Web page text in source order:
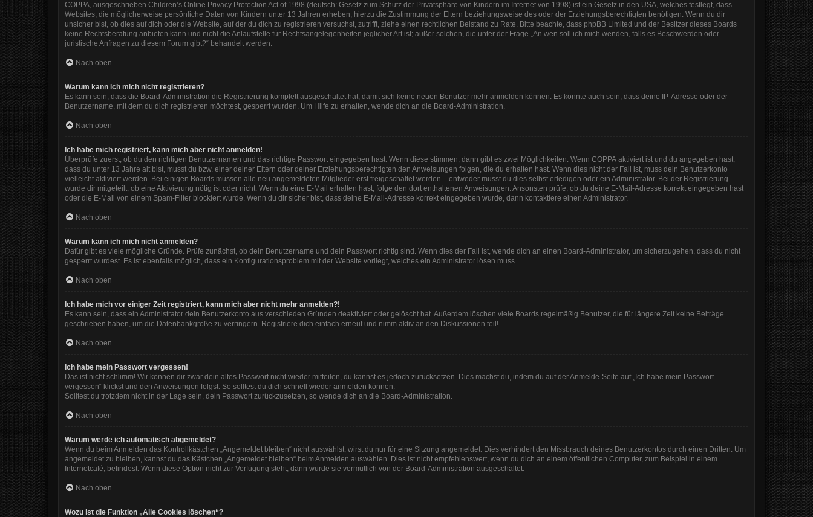
COPPA, ausgeschrieben Children’s Online Privacy Protection Act of 1998 (deutsch: Gesetz zum Schutz der Privatsphäre von Kindern im Internet von 1998) ist ein Gesetz in den USA, welches festlegt, dass
Websites, die möglicherweise persönliche Daten von Kindern unter 13 Jahren erheben, hierzu die Zustimmung der Eltern beziehungsweise des oder der Erziehungsberechtigten benötigen. Wenn du dir
unsicher bist, ob dies auf dich oder die Website, auf der du dich zu registrieren versuchst, zutrifft, ziehe einen rechtlichen Beistand zu Rate. Bitte beachte, dass phpBB Limited und der Besitzer dieses Boards
keine Rechtsberatung anbieten kann und nicht die Anlaufstelle für Rechtsangelegenheiten jeglicher Art ist; außer solchen, die unter der Frage „An wen soll ich mich wenden, falls es Beschwerden oder
juristische Anfragen zu diesem Forum gibt?“ behandelt werden.
Nach oben
Warum kann ich mich nicht registrieren?
Es kann sein, dass die Board-Administration die Registrierung komplett ausgeschaltet hat, damit sich keine neuen Benutzer mehr anmelden können. Es könnte auch sein, dass deine IP-Adresse oder der
Benutzername, mit dem du dich registrieren möchtest, gesperrt wurden. Um Hilfe zu erhalten, wende dich an die Board-Administration.
Nach oben
Ich habe mich registriert, kann mich aber nicht anmelden!
Überprüfe zuerst, ob du den richtigen Benutzernamen und das richtige Passwort eingegeben hast. Wenn diese stimmen, dann gibt es zwei Möglichkeiten. Wenn COPPA aktiviert ist und du angegeben hast,
dass du unter 13 Jahre alt bist, musst du bzw. einer deiner Eltern oder deiner Erziehungsberechtigten den Anweisungen folgen, die du erhalten hast. Wenn dies nicht der Fall ist, muss dein Benutzerkonto
vielleicht aktiviert werden. Bei einigen Boards müssen alle neu angemeldeten Mitglieder erst freigeschaltet werden – entweder musst du dies selbst erledigen oder ein Administrator. Bei der Registrierung
wurde dir mitgeteilt, ob eine Aktivierung nötig ist oder nicht. Wenn du eine E-Mail erhalten hast, folge den dort enthaltenen Anweisungen. Ansonsten prüfe, ob du deine E-Mail-Adresse korrekt eingegeben hast
oder die E-Mail von einem Spam-Filter blockiert wurde. Wenn du dir sicher bist, dass deine E-Mail-Adresse korrekt eingegeben wurde, dann kontaktiere einen Administrator.
Nach oben
Warum kann ich mich nicht anmelden?
Dafür gibt es viele mögliche Gründe. Prüfe zunächst, ob dein Benutzername und dein Passwort richtig sind. Wenn dies der Fall ist, wende dich an einen Board-Administrator, um sicherzugehen, dass du nicht
gesperrt wurdest. Es ist ebenfalls möglich, dass ein Konfigurationsproblem mit der Website vorliegt, welches ein Administrator lösen muss.
Nach oben
Ich habe mich vor einiger Zeit registriert, kann mich aber nicht mehr anmelden?!
Es kann sein, dass ein Administrator dein Benutzerkonto aus verschieden Gründen deaktiviert oder gelöscht hat. Außerdem löschen viele Boards regelmäßig Benutzer, die für längere Zeit keine Beiträge
geschrieben haben, um die Datenbankgröße zu verringern. Registriere dich einfach erneut und nimm aktiv an den Diskussionen teil!
Nach oben
Ich habe mein Passwort vergessen!
Das ist nicht schlimm! Wir können dir zwar dein altes Passwort nicht wieder mitteilen, du kannst es jedoch zurücksetzen. Dies machst du, indem du auf der Anmelde-Seite auf „Ich habe mein Passwort
vergessen“ klickst und den Anweisungen folgst. So solltest du dich schnell wieder anmelden können.
Solltest du trotzdem nicht in der Lage sein, dein Passwort zurückzusetzen, so wende dich an die Board-Administration.
Nach oben
Warum werde ich automatisch abgemeldet?
Wenn du beim Anmelden das Kontrollkästchen „Angemeldet bleiben“ nicht auswählst, wirst du nur für eine Sitzung angemeldet. Dies verhindert den Missbrauch deines Benutzerkontos durch einen Dritten. Um
angemeldet zu bleiben, kannst du das Kästchen „Angemeldet bleiben“ beim Anmelden auswählen. Dies ist nicht empfehlenswert, wenn du dich an einem öffentlichen Computer, zum Beispiel in einem
Internetcafé, befindest. Wenn diese Option nicht zur Verfügung steht, dann wurde sie vermutlich von der Board-Administration ausgeschaltet.
Nach oben
Wozu ist die Funktion „Alle Cookies löschen“?